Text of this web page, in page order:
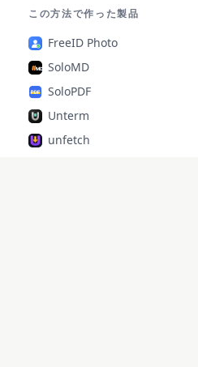
この方法で作った製品
FreeID Photo
SoloMD
SoloPDF
Unterm
unfetch